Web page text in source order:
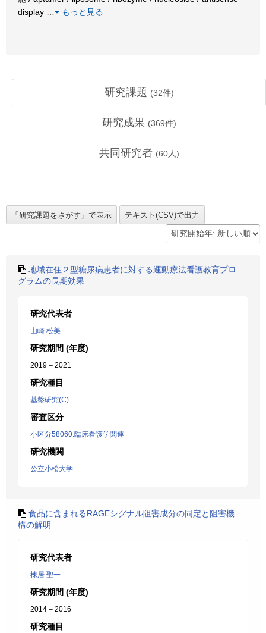
display
もっと見る
研究課題 (32件)
研究成果 (369件)
共同研究者 (60人)
地域在住２型糖尿病患者に対する運動療法看護教育プロ
グラムの長期効果
研究代表者
山崎 松美
研究期間 (年度)
2019 – 2021
研究種目
基盤研究(C)
審査区分
小区分58060:臨床看護学関連
研究機関
公立小松大学
食品に含まれるRAGEシグナル阻害成分の同定と阻害機
構の解明
研究代表者
棟居 聖一
研究期間 (年度)
2014 – 2016
研究種目